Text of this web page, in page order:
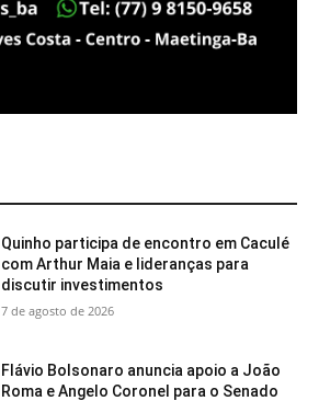
Quinho participa de encontro em Caculé
com Arthur Maia e lideranças para
discutir investimentos
7 de agosto de 2026
Flávio Bolsonaro anuncia apoio a João
Roma e Angelo Coronel para o Senado